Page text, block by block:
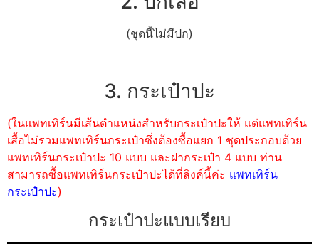
(ชุดนี้ไม่มีปก)
3. กระเป๋าปะ
(ในแพทเทิร์นมีเส้นตำแหน่งสำหรับกระเป๋าปะให้ แต่แพทเทิร์น
เสื้อไม่รวมแพทเทิร์นกระเป๋าซึ่งต้องซื้อแยก 1 ชุดประกอบด้วย
แพทเทิร์นกระเป๋าปะ 10 แบบ และฝากระเป๋า 4 แบบ ท่าน
สามารถซื้อแพทเทิร์นกระเป๋าปะได้ที่ลิงค์นี้ค่ะ แพทเทิร์น
กระเป๋าปะ)
กระเป๋าปะแบบเรียบ